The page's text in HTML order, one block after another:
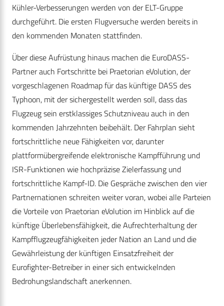
Kühler-Verbesserungen werden von der ELT-Gruppe
durchgeführt. Die ersten Flugversuche werden bereits in
den kommenden Monaten stattfinden.
Über diese Aufrüstung hinaus machen die EuroDASS-
Partner auch Fortschritte bei Praetorian eVolution, der
vorgeschlagenen Roadmap für das künftige DASS des
Typhoon, mit der sichergestellt werden soll, dass das
Flugzeug sein erstklassiges Schutzniveau auch in den
kommenden Jahrzehnten beibehält. Der Fahrplan sieht
fortschrittliche neue Fähigkeiten vor, darunter
plattformübergreifende elektronische Kampfführung und
ISR-Funktionen wie hochpräzise Zielerfassung und
fortschrittliche Kampf-ID. Die Gespräche zwischen den vier
Partnernationen schreiten weiter voran, wobei alle Parteien
die Vorteile von Praetorian eVolution im Hinblick auf die
künftige Überlebensfähigkeit, die Aufrechterhaltung der
Kampfflugzeugfähigkeiten jeder Nation an Land und die
Gewährleistung der künftigen Einsatzfreiheit der
Eurofighter-Betreiber in einer sich entwickelnden
Bedrohungslandschaft anerkennen.